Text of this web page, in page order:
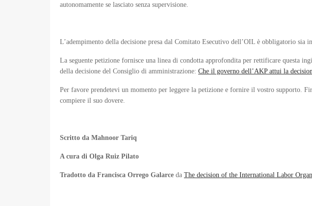
autonomamente se lasciato senza supervisione.
L’adempimento della decisione presa dal Comitato Esecutivo dell’OIL è obbligatorio
La seguente petizione fornisce una linea di condotta approfondita per rettificare questa
della decisione del Consiglio di amministrazione: Che il governo dell’AKP attui la
Per favore prendetevi un momento per leggere la petizione e fornire il vostro supporto.
compiere il suo dovere.
Scritto da Mahnoor Tariq
A cura di Olga Ruiz Pilato
Tradotto da Francisca Orrego Galarce da The decision of the International Labor